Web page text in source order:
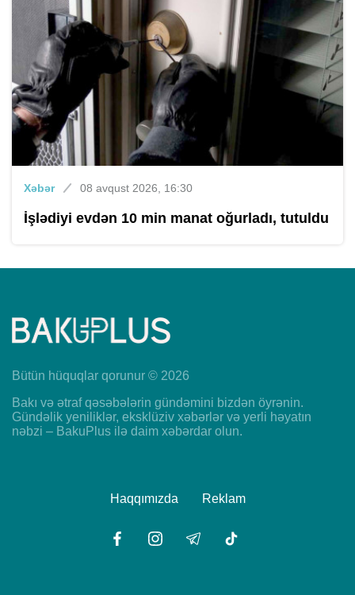
Xəbər 08 avqust 2026, 16:30
İşlədiyi evdən 10 min manat oğurladı, tutuldu
Bütün hüquqlar qorunur © 2026
Bakı və ətraf qəsəbələrin gündəmini bizdən öyrənin.
Gündəlik yeniliklər, eksklüziv xəbərlər və yerli həyatın
nəbzi – BakuPlus ilə daim xəbərdar olun.
Haqqımızda Reklam